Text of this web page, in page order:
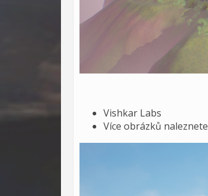
Vishkar Labs
Více obrázků naleznete